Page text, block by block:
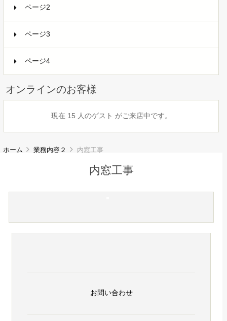
ページ2
ページ3
ページ4
オンラインのお客様
現在 15 人のゲスト がご来店中です。
ホーム 業務内容２ 内窓工事
内窓工事
お問い合わせ